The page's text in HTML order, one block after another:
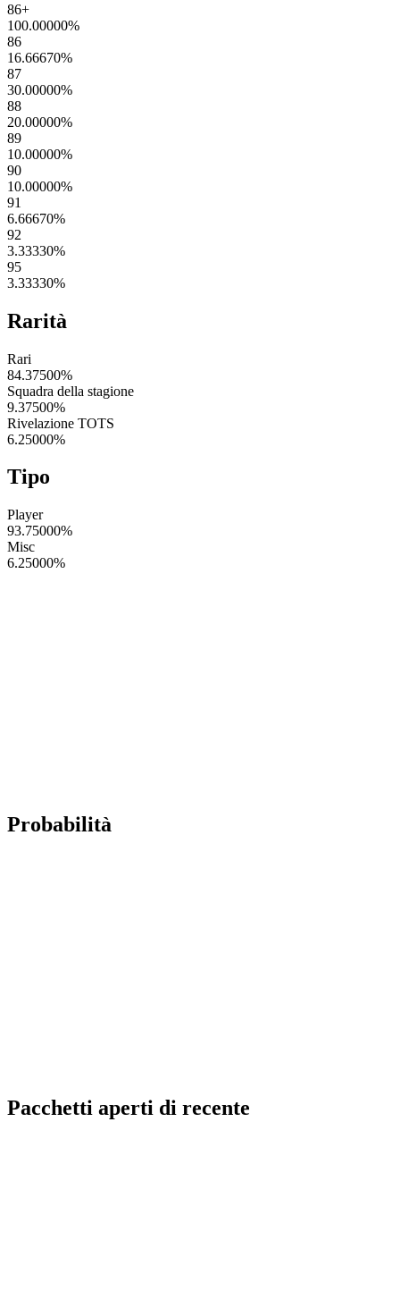
86+
100.00000%
86
16.66670%
87
30.00000%
88
20.00000%
89
10.00000%
90
10.00000%
91
6.66670%
92
3.33330%
95
3.33330%
Rarità
Rari
84.37500%
Squadra della stagione
9.37500%
Rivelazione TOTS
6.25000%
Tipo
Player
93.75000%
Misc
6.25000%
Probabilità
Pacchetti aperti di recente